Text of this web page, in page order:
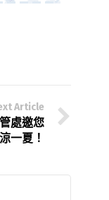
Article
處邀您
一夏！